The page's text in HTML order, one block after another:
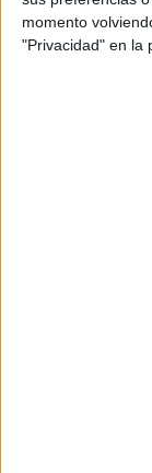
momento
"Privacidad" en la